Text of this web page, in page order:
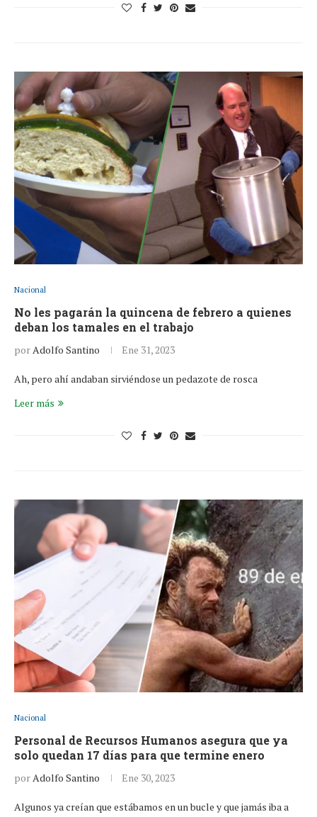
Nacional
No les pagarán la quincena de febrero a quienes
deban los tamales en el trabajo
porAdolfo Santino Ene 31, 2023
Ah, pero ahí andaban sirviéndose un pedazote de rosca
Leer más
Nacional
Personal de Recursos Humanos asegura que ya
solo quedan 17 días para que termine enero
porAdolfo Santino Ene 30, 2023
Algunos ya creían que estábamos en un bucle y que jamás iba a